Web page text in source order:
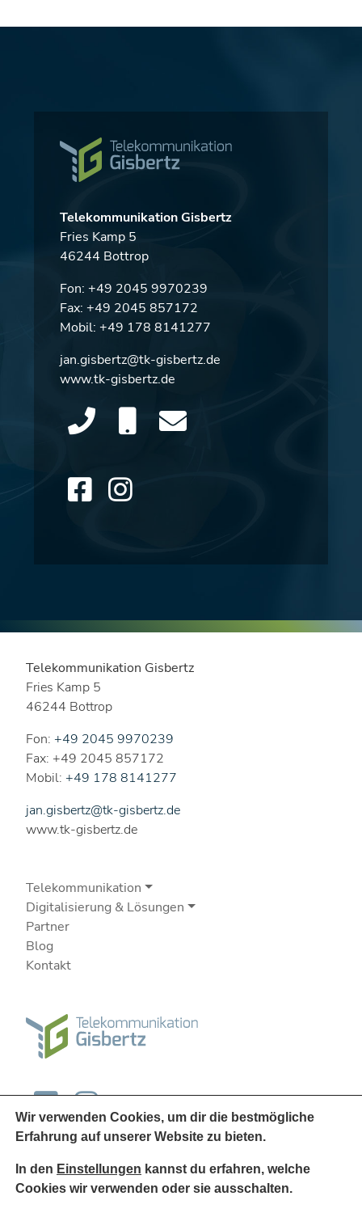
Telekommunikation Gisbertz
Fries Kamp 5
46244 Bottrop
Fon: +49 2045 9970239
Fax: +49 2045 857172
Mobil: +49 178 8141277
jan.gisbertz@tk-gisbertz.de
www.tk-gisbertz.de
Telekommunikation Gisbertz
Fries Kamp 5
46244 Bottrop
Fon: +49 2045 9970239
Fax: +49 2045 857172
Mobil: +49 178 8141277
jan.gisbertz@tk-gisbertz.de
www.tk-gisbertz.de
Telekommunikation
Digitalisierung & Lösungen
Partner
Blog
Kontakt
Wir verwenden Cookies, um dir die bestmögliche
Erfahrung auf unserer Website zu bieten.
In den Einstellungen kannst du erfahren, welche
Cookies wir verwenden oder sie ausschalten.